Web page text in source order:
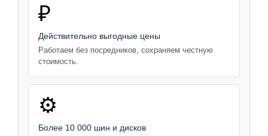
₽
Действительно выгодные цены
Работаем без посредников, сохраняем честную
стоимость.
⚙️
Более 10 000 шин и дисков